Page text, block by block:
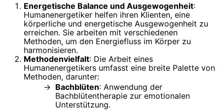
Energetische Balance und Ausgewogenheit:
Humanenergetiker helfen ihren Klienten, eine
körperliche und energetische Ausgewogenheit zu
erreichen. Sie arbeiten mit verschiedenen
Methoden, um den Energiefluss im Körper zu
harmonisieren.
Methodenvielfalt: Die Arbeit eines
Humanenergetikers umfasst eine breite Palette von
Methoden, darunter:
Bachblüten: Anwendung der
Bachblütentherapie zur emotionalen
Unterstützung.